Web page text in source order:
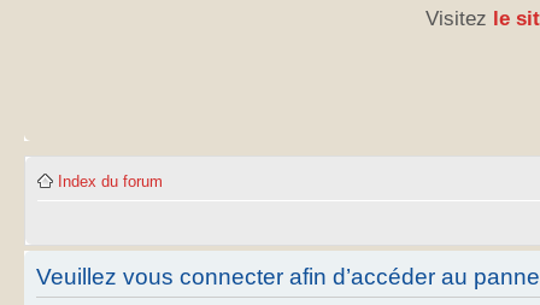
Visitez le
Index du forum
Veuillez vous connecter afin d’accéder au